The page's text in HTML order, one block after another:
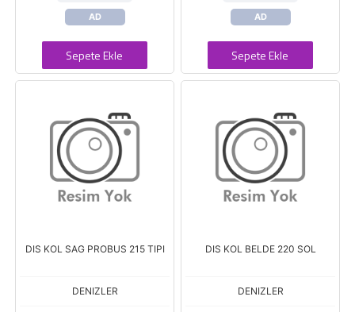
AD
Sepete Ekle
AD
Sepete Ekle
DIS KOL SAG PROBUS 215 TIPI
DENIZLER
DIS KOL BELDE 220 SOL
DENIZLER